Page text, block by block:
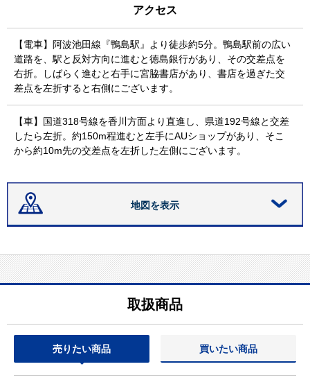
アクセス
【電車】阿波池田線『鴨島駅』より徒歩約5分。鴨島駅前の広い
道路を、駅と反対方向に進むと徳島銀行があり、その交差点を
右折。しばらく進むと右手に宮脇書店があり、書店を過ぎた交
差点を左折すると右側にございます。
【車】国道318号線を香川方面より直進し、県道192号線と交差
したら左折。約150m程進むと左手にAUショップがあり、そこ
から約10m先の交差点を左折した左側にございます。
地図を表示
取扱商品
売りたい商品 買いたい商品